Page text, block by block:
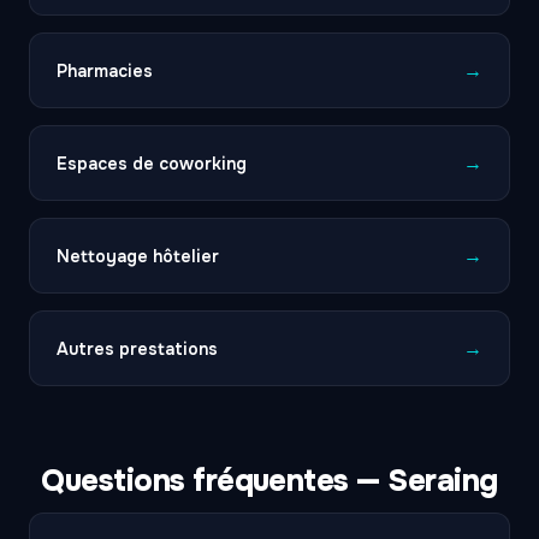
Pharmacies →
Espaces de coworking →
Nettoyage hôtelier →
Autres prestations →
Questions fréquentes — Seraing